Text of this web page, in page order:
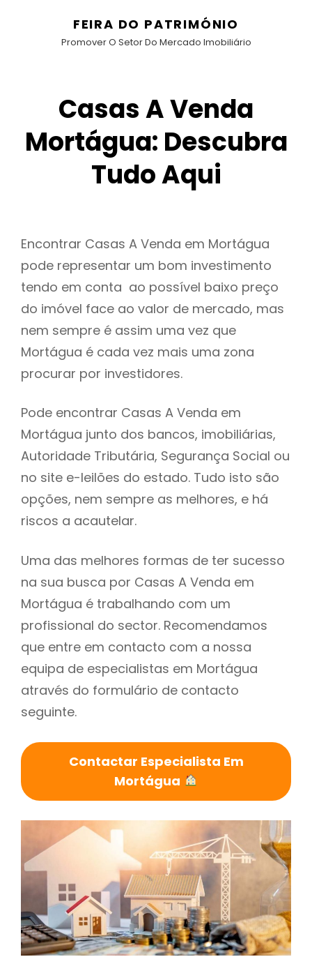
FEIRA DO PATRIMÓNIO
Promover O Setor Do Mercado Imobiliário
Casas A Venda
Mortágua: Descubra
Tudo Aqui
Encontrar Casas A Venda em Mortágua
pode representar um bom investimento
tendo em conta ao possível baixo preço
do imóvel face ao valor de mercado, mas
nem sempre é assim uma vez que
Mortágua é cada vez mais uma zona
procurar por investidores.
Pode encontrar Casas A Venda em
Mortágua junto dos bancos, imobiliárias,
Autoridade Tributária, Segurança Social ou
no site e-leilões do estado. Tudo isto são
opções, nem sempre as melhores, e há
riscos a acautelar.
Uma das melhores formas de ter sucesso
na sua busca por Casas A Venda em
Mortágua é trabalhando com um
profissional do sector. Recomendamos
que entre em contacto com a nossa
equipa de especialistas em Mortágua
através do formulário de contacto
seguinte.
Contactar Especialista Em
Mortágua